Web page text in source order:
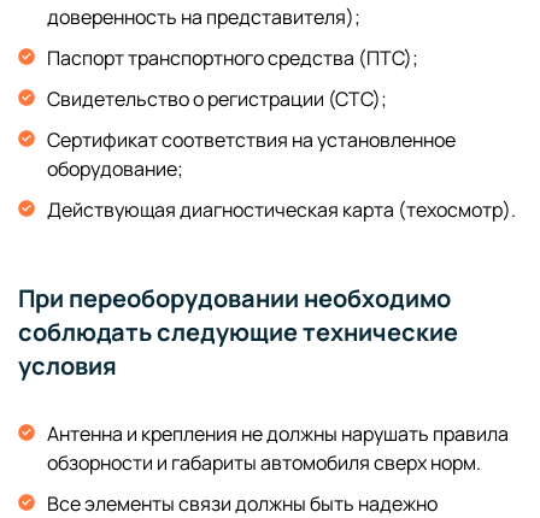
доверенность на представителя);
Паспорт транспортного средства (ПТС);
Свидетельство о регистрации (СТС);
Сертификат соответствия на установленное
оборудование;
Действующая диагностическая карта (техосмотр).
При переоборудовании необходимо
соблюдать следующие технические
условия
Антенна и крепления не должны нарушать правила
обзорности и габариты автомобиля сверх норм.
Все элементы связи должны быть надежно